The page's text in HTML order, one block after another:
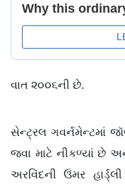
વાત ૨૦૦૬ની છે.
સેન્ટ્રલ ગવર્નમેન્ટમાં
જવા માટે નીકળ્યાં છે
અરવિંદની ઉંમર